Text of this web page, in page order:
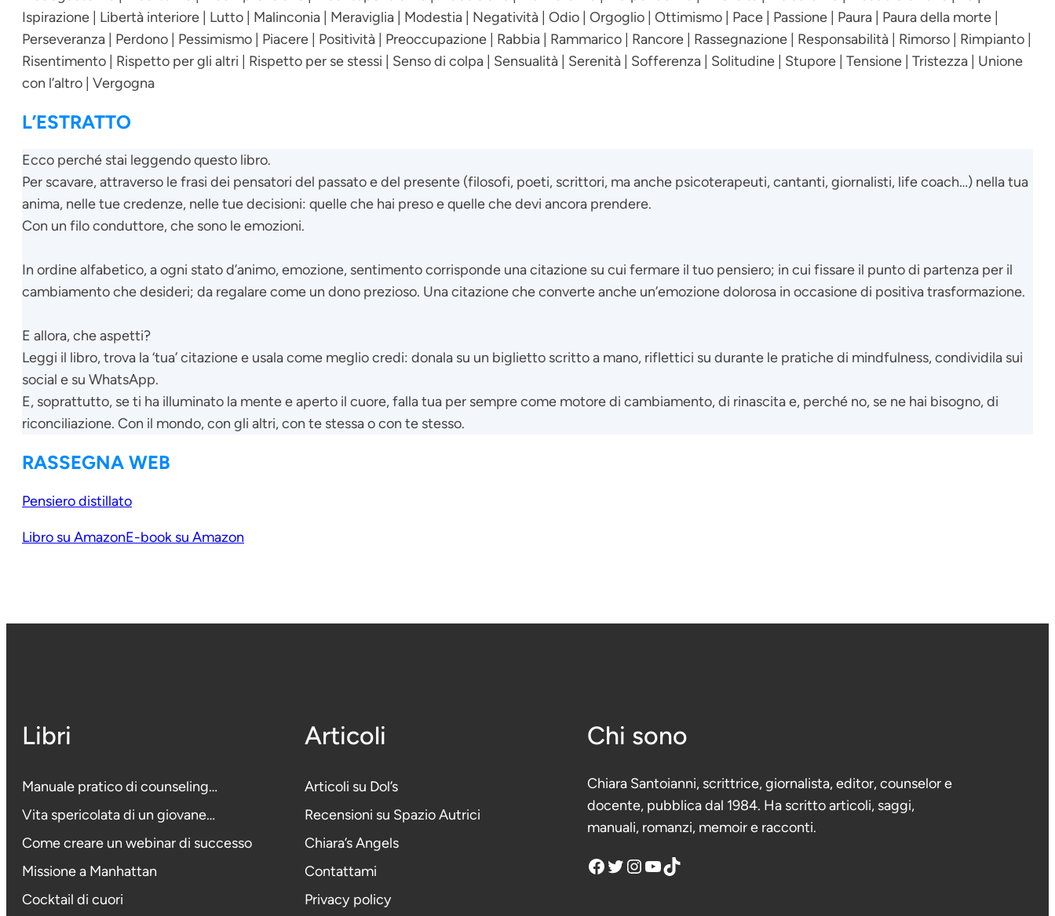
Ispirazione | Libertà interiore | Lutto | Malinconia | Meraviglia | Modestia | Negatività | Odio | Orgoglio | Ottimismo | Pace | Passione | Paura | Paura della morte |
Perseveranza | Perdono | Pessimismo | Piacere | Positività | Preoccupazione | Rabbia | Rammarico | Rancore | Rassegnazione | Responsabilità | Rimorso | Rimpianto |
Risentimento | Rispetto per gli altri | Rispetto per se stessi | Senso di colpa | Sensualità | Serenità | Sofferenza | Solitudine | Stupore | Tensione | Tristezza | Unione
con l’altro | Vergogna
L’ESTRATTO
Ecco perché stai leggendo questo libro.
Per scavare, attraverso le frasi dei pensatori del passato e del presente (filosofi, poeti, scrittori, ma anche psicoterapeuti, cantanti, giornalisti, life coach…) nella tua
anima, nelle tue credenze, nelle tue decisioni: quelle che hai preso e quelle che devi ancora prendere.
Con un filo conduttore, che sono le emozioni.
In ordine alfabetico, a ogni stato d’animo, emozione, sentimento corrisponde una citazione su cui fermare il tuo pensiero; in cui fissare il punto di partenza per il
cambiamento che desideri; da regalare come un dono prezioso. Una citazione che converte anche un’emozione dolorosa in occasione di positiva trasformazione.
E allora, che aspetti?
Leggi il libro, trova la ‘tua’ citazione e usala come meglio credi: donala su un biglietto scritto a mano, riflettici su durante le pratiche di mindfulness, condividila sui
social e su WhatsApp.
E, soprattutto, se ti ha illuminato la mente e aperto il cuore, falla tua per sempre come motore di cambiamento, di rinascita e, perché no, se ne hai bisogno, di
riconciliazione. Con il mondo, con gli altri, con te stessa o con te stesso.
RASSEGNA WEB
Pensiero distillato
Libro su AmazonE-book su Amazon
Libri
Manuale pratico di counseling…
Vita spericolata di un giovane…
Come creare un webinar di successo
Missione a Manhattan
Cocktail di cuori
Articoli
Articoli su Dol’s
Recensioni su Spazio Autrici
Chiara’s Angels
Contattami
Privacy policy
Chi sono
Chiara Santoianni, scrittrice, giornalista, editor, counselor e
docente, pubblica dal 1984. Ha scritto articoli, saggi,
manuali, romanzi, memoir e racconti.
Facebook Twitter InstagramYouTube TikTok